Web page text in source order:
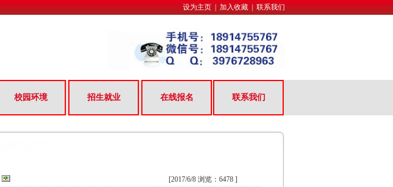
设为主页 加入收藏 联系我们
校园环境 招生就业 在线报名 联系我们
[2017/6/8 浏览：6478 ]